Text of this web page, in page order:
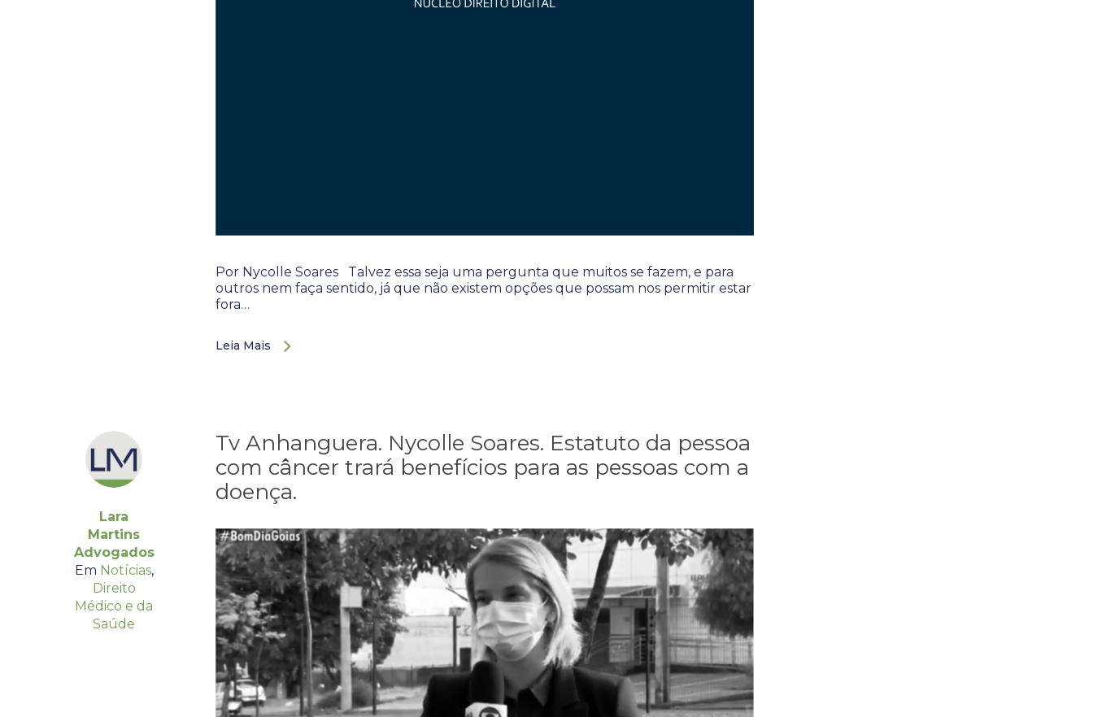
Por Nycolle Soares Talvez essa seja uma pergunta que muitos se fazem, e para
outros nem faça sentido, já que não existem opções que possam nos permitir estar
fora…
Leia Mais
Lara
Martins
Advogados
Em Notícias,
Direito
Médico e da
Saúde
Tv Anhanguera. Nycolle Soares. Estatuto da pessoa
com câncer trará benefícios para as pessoas com a
doença.